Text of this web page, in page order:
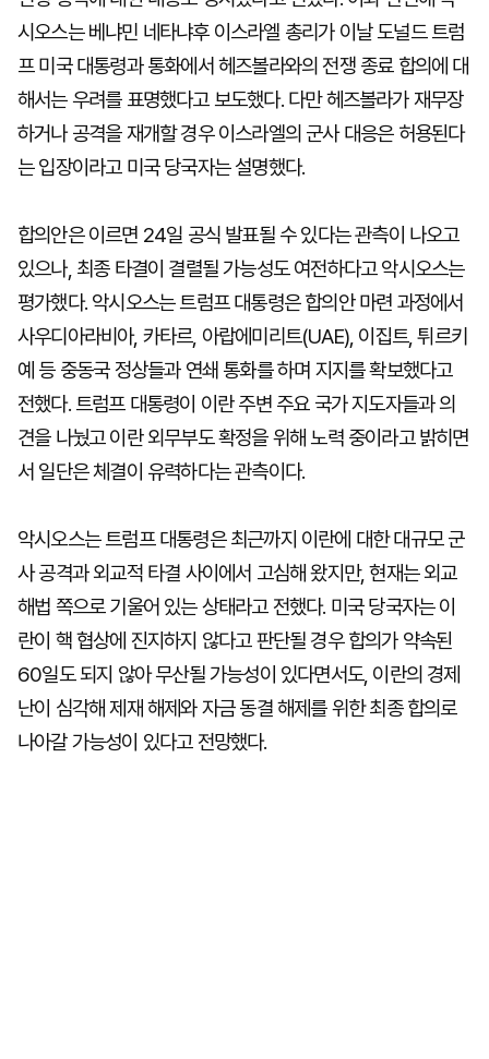
시오스는 베냐민 네타냐후 이스라엘 총리가 이날 도널드 트럼
프 미국 대통령과 통화에서 헤즈볼라와의 전쟁 종료 합의에 대
해서는 우려를 표명했다고 보도했다. 다만 헤즈볼라가 재무장
하거나 공격을 재개할 경우 이스라엘의 군사 대응은 허용된다
는 입장이라고 미국 당국자는 설명했다.
합의안은 이르면 24일 공식 발표될 수 있다는 관측이 나오고
있으나, 최종 타결이 결렬될 가능성도 여전하다고 악시오스는
평가했다. 악시오스는 트럼프 대통령은 합의안 마련 과정에서
사우디아라비아, 카타르, 아랍에미리트(UAE), 이집트, 튀르키
예 등 중동국 정상들과 연쇄 통화를 하며 지지를 확보했다고
전했다. 트럼프 대통령이 이란 주변 주요 국가 지도자들과 의
견을 나눴고 이란 외무부도 확정을 위해 노력 중이라고 밝히면
서 일단은 체결이 유력하다는 관측이다.
악시오스는 트럼프 대통령은 최근까지 이란에 대한 대규모 군
사 공격과 외교적 타결 사이에서 고심해 왔지만, 현재는 외교
해법 쪽으로 기울어 있는 상태라고 전했다. 미국 당국자는 이
란이 핵 협상에 진지하지 않다고 판단될 경우 합의가 약속된
60일도 되지 않아 무산될 가능성이 있다면서도, 이란의 경제
난이 심각해 제재 해제와 자금 동결 해제를 위한 최종 합의로
나아갈 가능성이 있다고 전망했다.